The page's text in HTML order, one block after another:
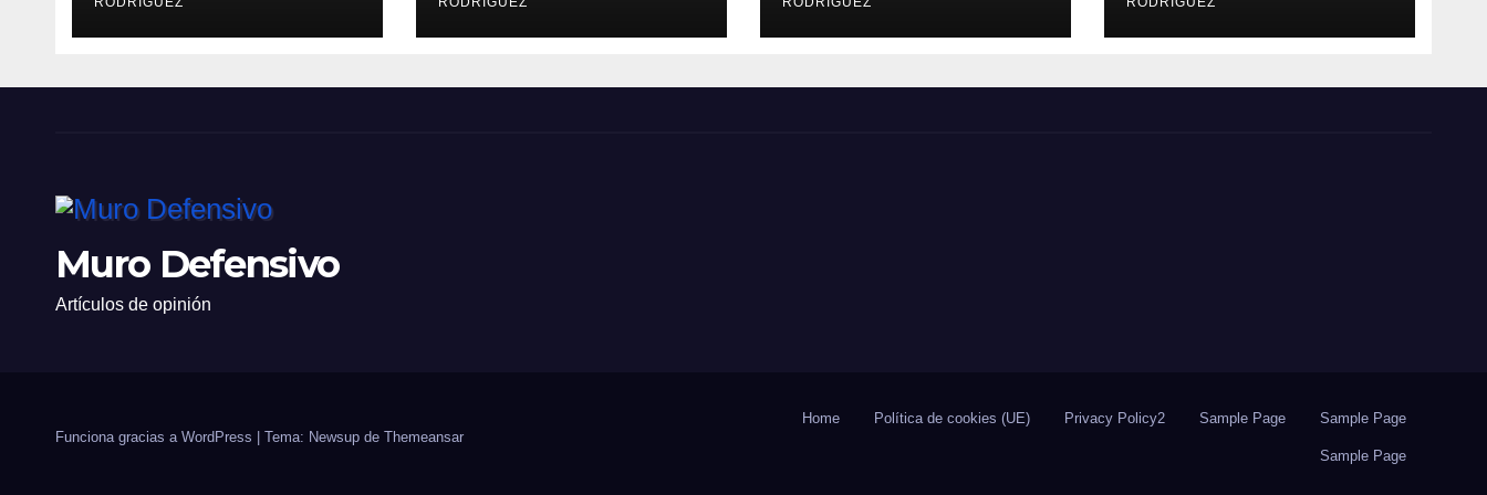
Netanyahu
Muro Defensivo
Artículos de opinión
Funciona gracias a WordPress Tema: Newsup de Themeansar
Home Política de cookies (UE) Privacy Policy2 Sample Page Sample Page
Sample Page